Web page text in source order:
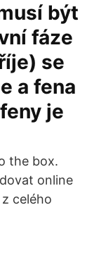
být
fáze
se
a fena
je
the box.
online
celého